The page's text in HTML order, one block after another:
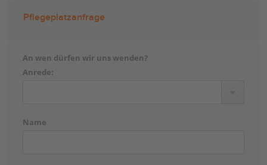
Pflegeplatzanfrage
An wen dürfen wir uns wenden?
Anrede:
Name